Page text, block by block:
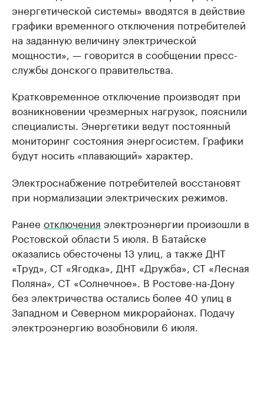
энергетической системы» вводятся в действие
графики временного отключения потребителей
на заданную величину электрической
мощности», — говорится в сообщении пресс-
службы донского правительства.
Кратковременное отключение производят при
возникновении чрезмерных нагрузок, пояснили
специалисты. Энергетики ведут постоянный
мониторинг состояния энергосистем. Графики
будут носить «плавающий» характер.
Электроснабжение потребителей восстановят
при нормализации электрических режимов.
Ранее отключения электроэнергии произошли в
Ростовской области 5 июля. В Батайске
оказались обесточены 13 улиц, а также ДНТ
«Труд», СТ «Ягодка», ДНТ «Дружба», СТ «Лесная
Поляна», СТ «Солнечное». В Ростове-на-Дону
без электричества остались более 40 улиц в
Западном и Северном микрорайонах. Подачу
электроэнергию возобновили 6 июля.